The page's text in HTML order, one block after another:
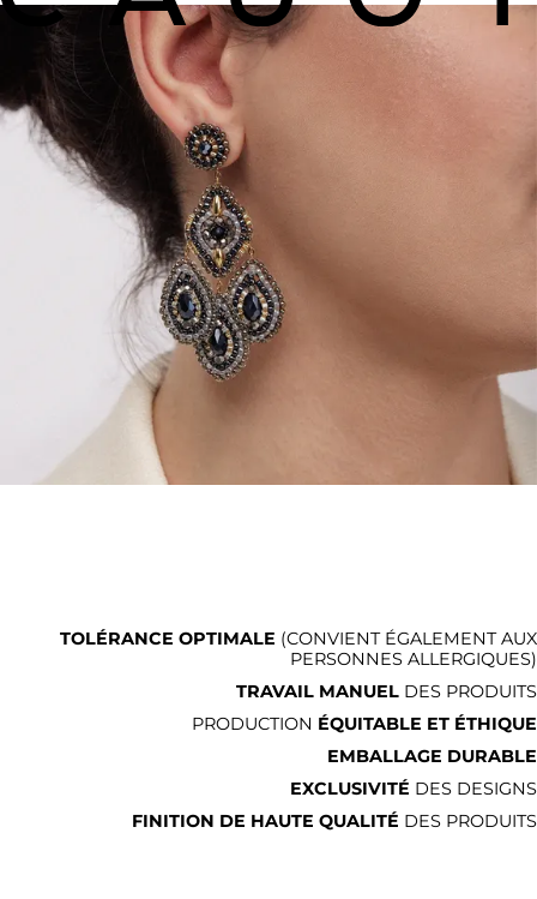
TOLÉRANCE OPTIMALE (CONVIENT ÉGALEMENT AUX
PERSONNES ALLERGIQUES)
TRAVAIL MANUEL DES PRODUITS
PRODUCTION ÉQUITABLE ET ÉTHIQUE
EMBALLAGE DURABLE
EXCLUSIVITÉ DES DESIGNS
FINITION DE HAUTE QUALITÉ DES PRODUITS